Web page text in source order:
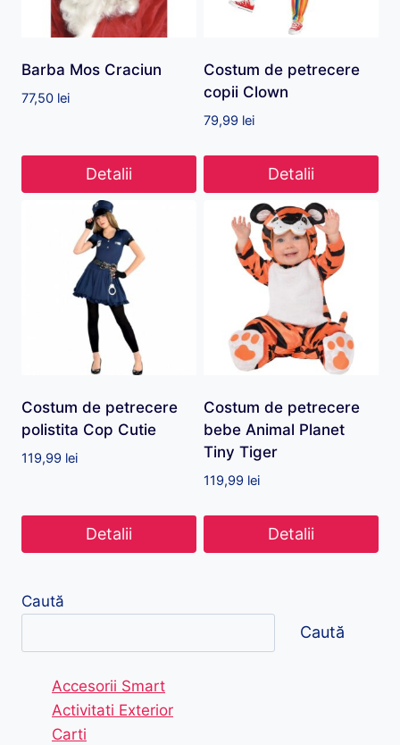
Barba Mos Craciun
77,50 lei
Detalii
Costum de petrecere
copii Clown
79,99 lei
Detalii
Costum de petrecere
polistita Cop Cutie
119,99 lei
Detalii
Costum de petrecere
bebe Animal Planet
Tiny Tiger
119,99 lei
Detalii
Caută
Caută
Accesorii Smart
Activitati Exterior
Carti